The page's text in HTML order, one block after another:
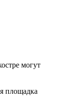
могут
площадка